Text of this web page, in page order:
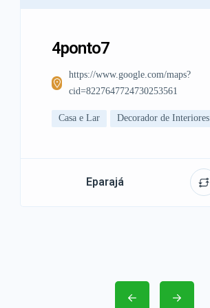
4ponto7
https://www.google.com/maps?
cid=8227647724730253561
Casa e Lar Decorador de Interiores
Eparajá